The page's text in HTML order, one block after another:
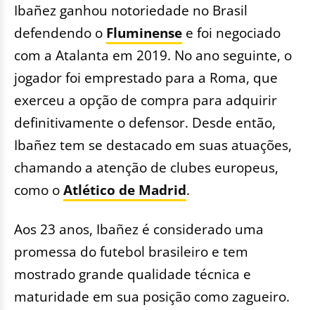
Ibañez ganhou notoriedade no Brasil
defendendo o Fluminense e foi negociado
com a Atalanta em 2019. No ano seguinte, o
jogador foi emprestado para a Roma, que
exerceu a opção de compra para adquirir
definitivamente o defensor. Desde então,
Ibañez tem se destacado em suas atuações,
chamando a atenção de clubes europeus,
como oAtlético de Madrid.
Aos 23 anos, Ibañez é considerado uma
promessa do futebol brasileiro e tem
mostrado grande qualidade técnica e
maturidade em sua posição como zagueiro.